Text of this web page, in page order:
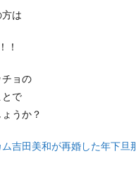
は
！
ョの
とで
うか？
ム吉田美和が再婚した年下旦